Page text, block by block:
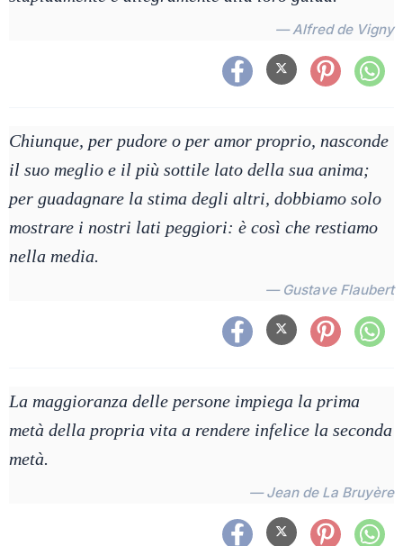
— Alfred de Vigny
Chiunque, per pudore o per amor proprio, nasconde
il suo meglio e il più sottile lato della sua anima;
per guadagnare la stima degli altri, dobbiamo solo
mostrare i nostri lati peggiori: è così che restiamo
nella media.
— Gustave Flaubert
La maggioranza delle persone impiega la prima
metà della propria vita a rendere infelice la seconda
metà.
— Jean de La Bruyère